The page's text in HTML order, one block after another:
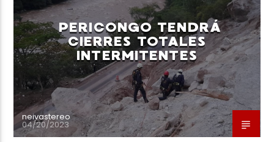
PERICONGO TENDRÁ
CIERRES TOTALES
INTERMITENTES
neivastereo
04/20/2023